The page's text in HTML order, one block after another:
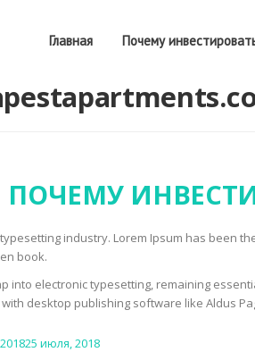
Главная Почему
ПОЧЕМУ
industry. Lorem Ipsum has been
book.
into electronic typesetting, remaining
desktop publishing software like Aldus
25 июля, 2018